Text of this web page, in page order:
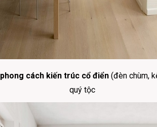
phong cách kiến trúc cổ điển (đèn chùm,
quý tộc